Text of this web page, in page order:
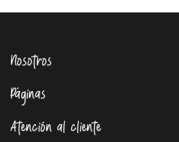
Nosotros
Páginas
Atención al cliente